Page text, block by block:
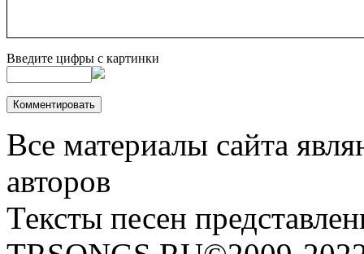
Введите цифры с картинки
Все материалы сайта
авторов
Тексты песен